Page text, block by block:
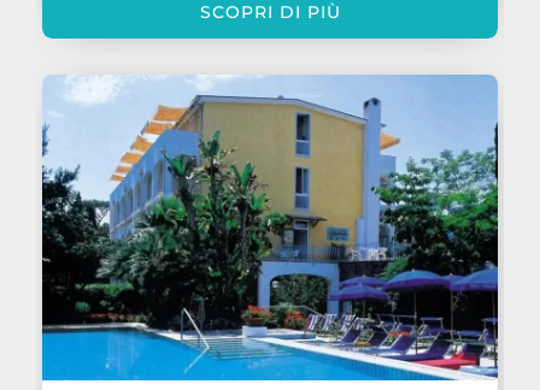
SCOPRI DI PIÙ